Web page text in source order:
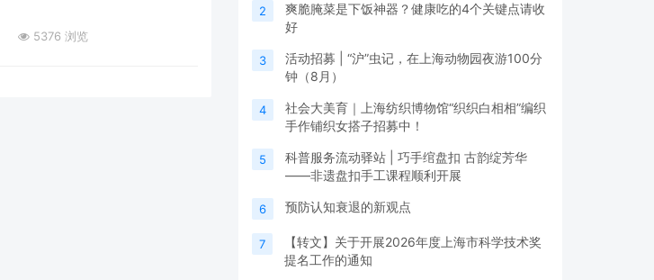
5376 浏览
2
爽脆腌菜是下饭神器？健康吃的4个关键点请收
好
3
活动招募 | “沪”虫记，在上海动物园夜游100分
钟（8月）
4
社会大美育｜上海纺织博物馆“织织白相相”编织
手作铺织女搭子招募中！
5
科普服务流动驿站 | 巧手绾盘扣 古韵绽芳华
——非遗盘扣手工课程顺利开展
6 预防认知衰退的新观点
7
【转文】关于开展2026年度上海市科学技术奖
提名工作的通知